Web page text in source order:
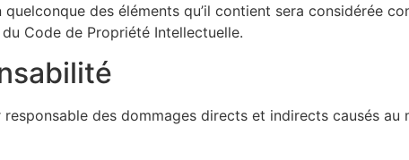
des éléments qu’il contient sera considérée
Code de Propriété Intellectuelle.
des dommages directs et indirects causés au